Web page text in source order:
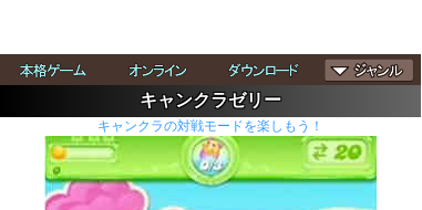
キャンクラゼリー
キャンクラの対戦モードを楽しもう！